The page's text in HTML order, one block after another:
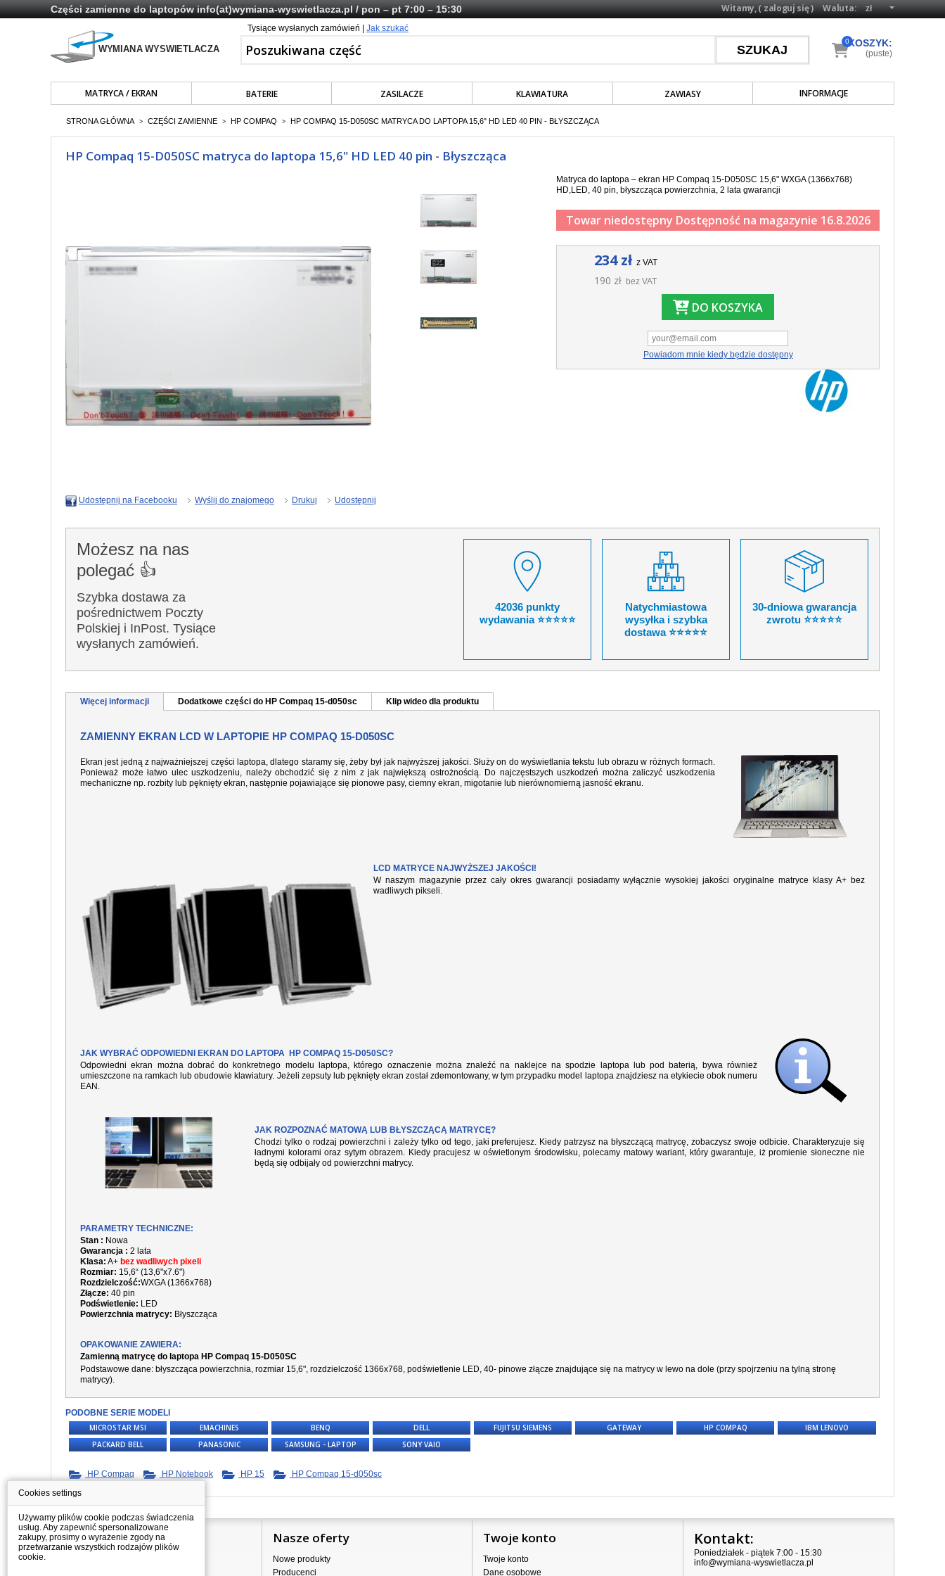
Części zamienne do laptopówinfo(at)wymiana-wyswietlacza.pl/ pon – pt 7:00 – 15:30 Waluta:
Witamy, (zaloguj się)
Tysiące wysłanych zamówień | Jak szukać
MATRYCA / EKRAN BATERIE ZASILACZE KLAWIATURA ZAWIASY INFORMACJE
KOSZYK:
0
(puste)
STRONA GŁÓWNA > CZĘŚCI ZAMIENNE > HP COMPAQ > HP COMPAQ 15-D050SC MATRYCA DO LAPTOPA 15,6" HD LED 40 PIN - BŁYSZCZĄCA
HP Compaq 15-D050SC matryca do laptopa 15,6" HD LED 40 pin - Błyszcząca
Matryca do laptopa – ekran HP Compaq 15-D050SC 15,6" WXGA (1366x768)
HD,LED, 40 pin, błyszcząca powierzchnia, 2 lata gwarancji
Towar niedostępny Dostępność na magazynie 16.8.2026
234 zł z VAT
190 zł bez VAT
DO KOSZYKA
Powiadom mnie kiedy będzie dostępny
Udostępnij na Facebooku Wyślij do znajomego Drukuj Udostępnij
Możesz na nas
polegać 👍
Szybka dostawa za
pośrednictwem Poczty
Polskiej i InPost. Tysiące
wysłanych zamówień.
42036 punkty
wydawania ⭐⭐⭐⭐⭐
Natychmiastowa
wysyłka i szybka
dostawa ⭐⭐⭐⭐⭐
30-dniowa gwarancja
zwrotu ⭐⭐⭐⭐⭐
Więcej informacji Dodatkowe części do HP Compaq 15-d050sc Klip wideo dla produktu
ZAMIENNY EKRAN LCD W LAPTOPIE HP COMPAQ 15-D050SC
Ekran jest jedną z najważniejszej części laptopa, dlatego staramy się, żeby był jak najwyższej jakości. Służy on do wyświetlania tekstu lub obrazu w różnych formach.
Ponieważ może łatwo ulec uszkodzeniu, należy obchodzić się z nim z jak największą ostrożnością. Do najczęstszych uszkodzeń można zaliczyć uszkodzenia
mechaniczne np. rozbity lub pęknięty ekran, następnie pojawiające się pionowe pasy, ciemny ekran, migotanie lub nierównomierną jasność ekranu.
LCD MATRYCE NAJWYŻSZEJ JAKOŚCI!
W naszym magazynie przez cały okres gwarancji posiadamy wyłącznie wysokiej jakości oryginalne matryce klasy A+ bez
wadliwych pikseli.
JAK WYBRAĆ ODPOWIEDNI EKRAN DO LAPTOPA HP COMPAQ 15-D050SC?
Odpowiedni ekran można dobrać do konkretnego modelu laptopa, którego oznaczenie można znaleźć na naklejce na spodzie laptopa lub pod baterią, bywa również
umieszczone na ramkach lub obudowie klawiatury. Jeżeli zepsuty lub pęknięty ekran został zdemontowany, w tym przypadku model laptopa znajdziesz na etykiecie obok numeru
EAN.
JAK ROZPOZNAĆ MATOWĄ LUB BŁYSZCZĄCĄ MATRYCĘ?
Chodzi tylko o rodzaj powierzchni i zależy tylko od tego, jaki preferujesz. Kiedy patrzysz na błyszczącą matrycę, zobaczysz swoje odbicie. Charakteryzuje się
ładnymi kolorami oraz sytym obrazem. Kiedy pracujesz w oświetlonym środowisku, polecamy matowy wariant, który gwarantuje, iż promienie słoneczne nie
będą się odbijały od powierzchni matrycy.
PARAMETRY TECHNICZNE:
Stan : Nowa
Gwarancja : 2 lata
Klasa: A+ bez wadliwych pixeli
Rozmiar: 15,6“ (13,6"x7.6")
Rozdzielczość:WXGA (1366x768)
Złącze: 40 pin
Podświetlenie: LED
Powierzchnia matrycy: Błyszcząca
OPAKOWANIE ZAWIERA:
Zamienną matrycę do laptopa HP Compaq 15-D050SC
Podstawowe dane: błyszcząca powierzchnia, rozmiar 15,6", rozdzielczość 1366x768, podświetlenie LED, 40- pinowe złącze znajdujące się na matrycy w lewo na dole (przy spojrzeniu na tylną stronę
matrycy).
PODOBNE SERIE MODELI
MICROSTAR MSI
EMACHINES BENQ DELL FUJITSU SIEMENS GATEWAY HP COMPAQ
IBM LENOVO
PACKARD BELL
PANASONIC SAMSUNG - LAPTOP SONY VAIO
HP Compaq HP Notebook HP 15 HP Compaq 15-d050sc
Informacje Nasze oferty
Nowe produkty
Producenci
Twoje konto
Twoje konto
Dane osobowe
Kontakt:
Poniedziałek - piątek 7:00 - 15:30
info@wymiana-wyswietlacza.pl
Cookies settings
Używamy plików cookie podczas świadczenia
usług. Aby zapewnić spersonalizowane
zakupy, prosimy o wyrażenie zgody na
przetwarzanie wszystkich rodzajów plików
cookie.